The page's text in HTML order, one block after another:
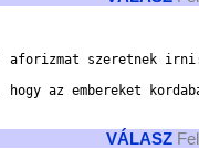
aforizmat szeretnek
az embereket
VÁLASZ